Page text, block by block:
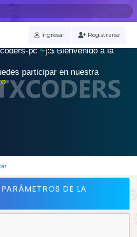
Ingresar Registrarse
Terminal
pc~]:$ .
Bienvenido a la
participar en nuestra
DE LA